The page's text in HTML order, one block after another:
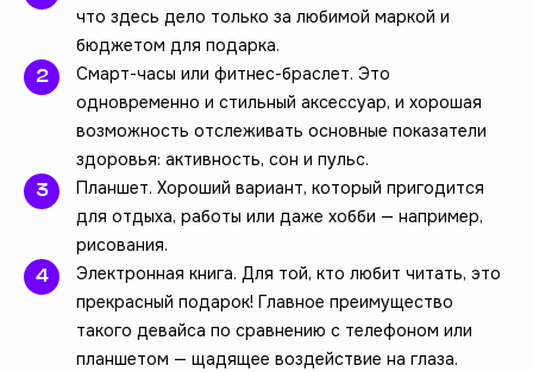
что здесь дело только за любимой маркой и
бюджетом для подарка.
Смарт-часы или фитнес-браслет. Это
одновременно и стильный аксессуар, и хорошая
возможность отслеживать основные показатели
здоровья: активность, сон и пульс.
Планшет. Хороший вариант, который пригодится
для отдыха, работы или даже хобби — например,
рисования.
Электронная книга. Для той, кто любит читать, это
прекрасный подарок! Главное преимущество
такого девайса по сравнению с телефоном или
планшетом — щадящее воздействие на глаза.